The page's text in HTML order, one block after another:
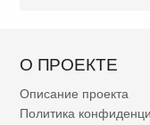
О ПРОЕКТЕ
Описание проекта
Политика